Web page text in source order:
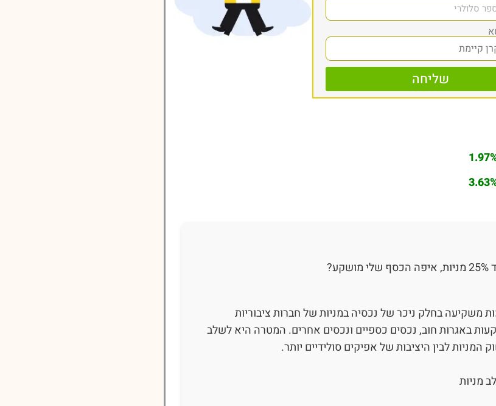
שליחה
משקיעה בחלק ניכר של נכסיה במניות של חברות ציבוריות
באגרות חוב, נכסים כספיים ונכסים אחרים. המטרה היא לשלב
לבין היציבות של אפיקים סולידיים יותר.
מניות